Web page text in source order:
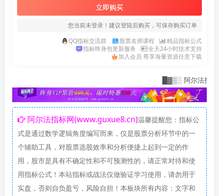
立即购买
您当前未登录！建议登陆后购买，可保存购买订单
QQ指标交流群
股票名师课程
精品指标公式
指标终身包更新服务
全天24小时技术支持
加入会员 尊享海量资源任意下载
█▓▒░ 阿尔法指标网：指
阿尔法指标网(www.guxue8.cn)温馨提醒您：指标公
式是通过数学逻辑角度编写而来，仅是股票分析环节中的一
个辅助工具，对股票选股效率和分析便捷上起到一定的作
用，股市是具有不确定性和不可预测性的，请正常对待和使
用指标公式！本站指标或战法仅做验证学习使用，请勿用于
实盘，否则自负盈亏，风险自担！本板块所有内容：文字和